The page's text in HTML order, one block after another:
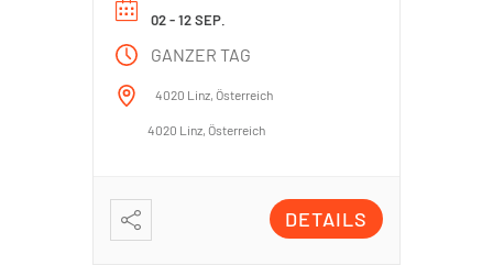
02 - 12 SEP.
GANZER TAG
4020 Linz, Österreich
4020 Linz, Österreich
DETAILS